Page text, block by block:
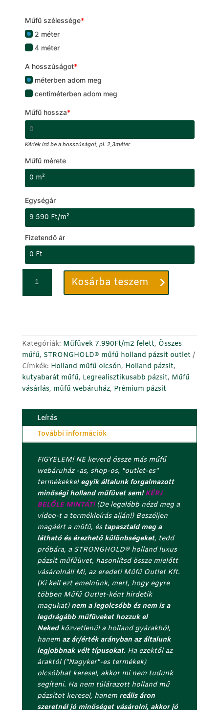
Műfű szélessége*
2 méter
4 méter
A hosszúságot*
méterben adom meg
centiméterben adom meg
Műfű hossza*
Kérlek írd be a hosszúságot, pl. 2,3méter
Műfű mérete
Egységár
Fizetendő ár
k
á
m
o
t
a
d
g
55mm
-
-
Luxus
holland
mű
pázsit
udvarba
mennyiség
Kosárba teszem
Kategóriák: Műfüvek 7.990Ft/m2 felett, Összes
műfű, STRONGHOLD® műfű holland pázsit outlet
Címkék: Holland műfű olcsón, Holland pázsit,
kutyabarát műfű, Legrealisztikusabb pázsit, Műfű
vásárlás, műfű webáruház, Prémium pázsit
Leírás
További információk
FIGYELEM! NE keverd össze más műfű
webáruház -as, shop-os, "outlet-es"
termékekkel egyik általunk forgalmazott
minőségi holland műfüvet sem! KÉRJ
BELŐLE MINTÁT!(De legalább nézd meg a
video-t a termékleírás alján!) Beszéljen
magáért a műfű, éstapasztald meg a
látható és érezhető különbségeket, tedd
próbára, a STRONGHOLD®️ holland luxus
pázsit műfűüvet, hasonlítsd össze mielőtt
vásárolnál! Mi, az eredeti Műfű Outlet Kft.
(Ki kell ezt emelnünk, mert, hogy egyre
többen Műfű Outlet-ként hirdetik
magukat) nem a legolcsóbb és nem is a
legdrágább műfüveket hozzuk el
Nekedközvetlenül a holland gyárakból,
hanem az ár/érték arányban az általunk
legjobbnak vélt típusokat. Ha ezektől az
áraktól ("Nagyker"-es termékek)
olcsóbbat keresel, akkor mi nem tudunk
segíteni. Ha nem túlárazott holland mű
pázsitot keresel, hanem reális áron
szeretnél jó minőséget vásárolni, akkor jó